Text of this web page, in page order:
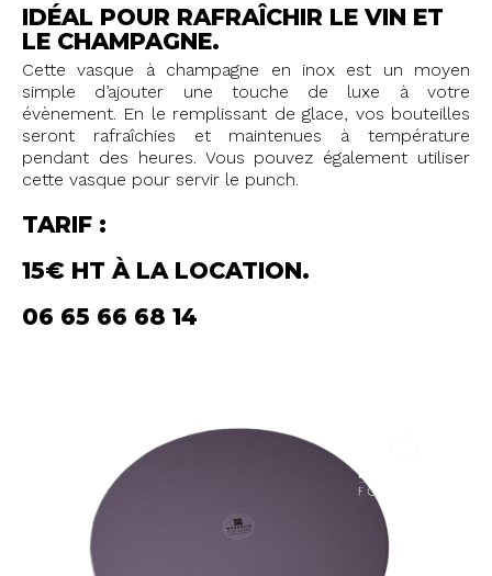
IDÉAL POUR RAFRAÎCHIR LE VIN ET
LE CHAMPAGNE.
Cette vasque à champagne en inox est un moyen
simple d’ajouter une touche de luxe à votre
évènement. En le remplissant de glace, vos bouteilles
seront rafraîchies et maintenues à température
pendant des heures. Vous pouvez également utiliser
cette vasque pour servir le punch.
TARIF :
15€ HT À LA LOCATION.
06 65 66 68 14